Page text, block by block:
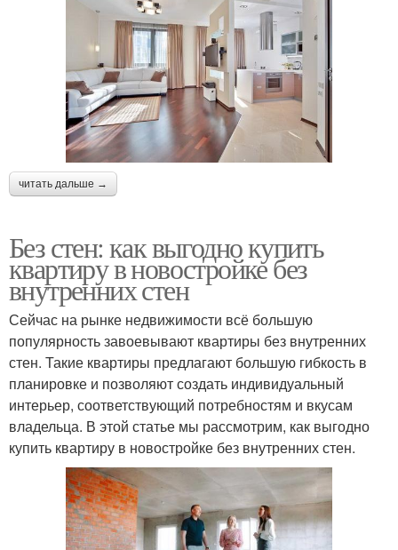
читать дальше →
Без стен: как выгодно купить
квартиру в новостройке без
внутренних стен
Сейчас на рынке недвижимости всё большую
популярность завоевывают квартиры без внутренних
стен. Такие квартиры предлагают большую гибкость в
планировке и позволяют создать индивидуальный
интерьер, соответствующий потребностям и вкусам
владельца. В этой статье мы рассмотрим, как выгодно
купить квартиру в новостройке без внутренних стен.